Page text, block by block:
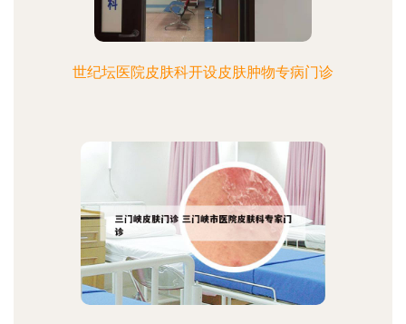
世纪坛医院皮肤科开设皮肤肿物专病门诊